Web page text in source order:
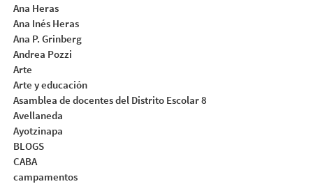
Ana Heras
Ana Inés Heras
Ana P. Grinberg
Andrea Pozzi
Arte
Arte y educación
Asamblea de docentes del Distrito Escolar 8
Avellaneda
Ayotzinapa
BLOGS
CABA
campamentos